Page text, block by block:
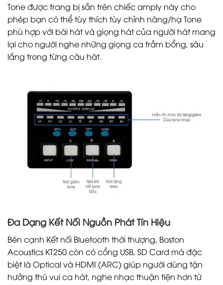
Tone được trang bị sẵn trên chiếc amply này cho
phép bạn có thể tùy thích tùy chỉnh nâng/hạ Tone
phù hợp với bài hát và giọng hát của người hát mang
lại cho người nghe những giọng ca trầm bổng, sâu
lắng trong từng câu hát.
Đa Dạng Kết Nối Nguồn Phát Tín Hiệu
Bên cạnh Kết nối Bluetooth thời thượng, Boston
Acoustics KT250 còn có cổng USB, SD Card mà đặc
biệt là Optical và HDMI (ARC) giúp người dùng tận
hưởng thú vui ca hát, nghe nhạc thuận tiện hơn từ